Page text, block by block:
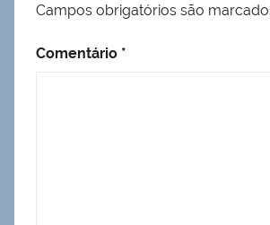
Campos obrigatórios são
Comentário *